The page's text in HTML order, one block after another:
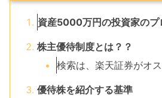
資産5000万円の投資家のプ
株主優待制度とは？？
検索は、楽天証券がオ
優待株を紹介する基準